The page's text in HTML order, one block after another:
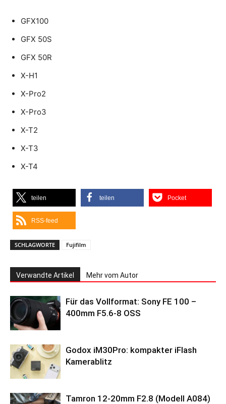
GFX100
GFX 50S
GFX 50R
X-H1
X-Pro2
X-Pro3
X-T2
X-T3
X-T4
teilen teilen Pocket
RSS-feed
SCHLAGWORTE Fujifilm
Verwandte Artikel Mehr vom Autor
Für das Vollformat: Sony FE 100 –
400mm F5.6-8 OSS
Godox iM30Pro: kompakter iFlash
Kamerablitz
Tamron 12-20mm F2.8 (Modell A084)